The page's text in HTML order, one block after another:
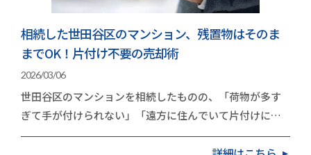
相続した世田谷区のマンション、残置物はそのま
までOK！片付け不要の売却術
2026/03/06
世田谷区のマンションを相続したものの、「荷物が多す
ぎて手が付けられない」「遠方に住んでいて片付けに行
く時間がない」と立ち止まっていませんか？実は、世…